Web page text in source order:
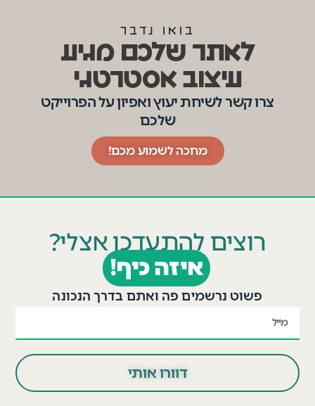
בואו נדבר
לאתר שלכם מגיע
עיצוב אסטרטגי
צרו קשר לשיחת יעוץ ואפיון על הפרוייקט
שלכם
מחכה לשמוע מכם!
רוצים להתעדכן אצלי?
איזה כיף!
פשוט נרשמים פה ואתם בדרך הנכונה
דוורו אותי